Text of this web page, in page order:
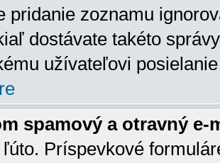
pridanie zoznamu
dostávate takéto
užívateľovi
spamový a otravný e-
ľúto. Príspevkové